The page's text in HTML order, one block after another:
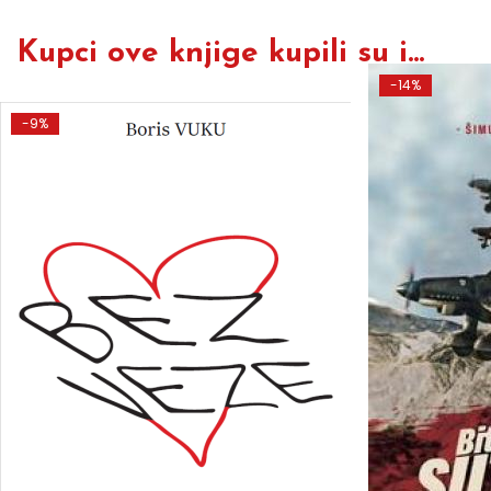
Kupci ove knjige kupili su i...
-9%
-14%